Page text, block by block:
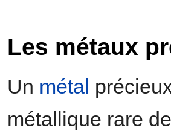
Les métaux
Un métal
métallique rare